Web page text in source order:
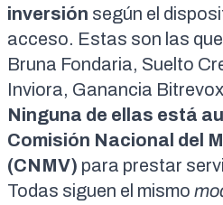
inversión según el
acceso. Estas son las
Bruna Fondaria, Suelto
Inviora, Ganancia Bitrevox
Ninguna de ellas está
Comisión Nacional del
(CNMV) para prestar
Todas siguen el mismo